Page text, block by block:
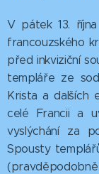
V pátek 13.
francouzského
před inkviziční
templáře ze
Krista a dalších
celé Francii a
vyslýchání za
Spousty